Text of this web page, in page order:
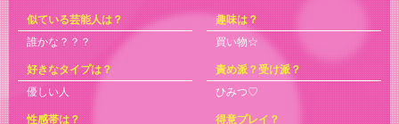
似ている芸能人は？
誰かな？？？
趣味は？
買い物☆
好きなタイプは？
優しい人
責め派？受け派？
ひみつ♡
性感帯は？
得意プレイ？